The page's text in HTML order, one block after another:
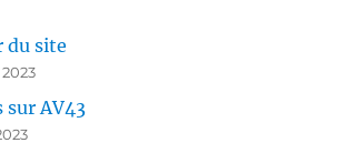
du site
sur AV43